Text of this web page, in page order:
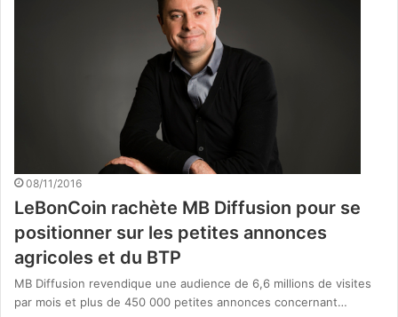
08/11/2016
LeBonCoin rachète MB Diffusion pour se
positionner sur les petites annonces
agricoles et du BTP
MB Diffusion revendique une audience de 6,6 millions de visites
par mois et plus de 450 000 petites annonces concernant…